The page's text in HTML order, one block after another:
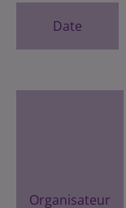
Date
Organisateur